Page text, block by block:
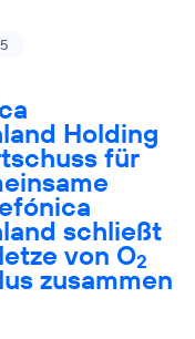
Holding
für
schließt
von O2
zusammen